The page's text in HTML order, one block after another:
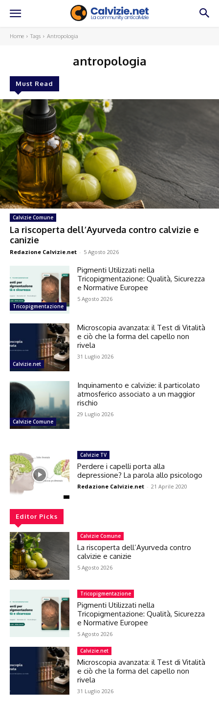
Home Tags Antropologia
antropologia
Must Read
Calvizie Comune
La riscoperta dell’Ayurveda contro calvizie e
canizie
Redazione Calvizie.net - 5 Agosto 2026
Tricopigmentazione
Pigmenti Utilizzati nella
Tricopigmentazione: Qualità, Sicurezza
e Normative Europee
5 Agosto 2026
Calvizie.net
Microscopia avanzata: il Test di Vitalità
e ciò che la forma del capello non
rivela
31 Luglio 2026
Calvizie Comune
Inquinamento e calvizie: il particolato
atmosferico associato a un maggior
rischio
29 Luglio 2026
Calvizie TV
Perdere i capelli porta alla
depressione? La parola allo psicologo
Redazione Calvizie.net - 21 Aprile 2020
Editor Picks
Calvizie Comune
La riscoperta dell’Ayurveda contro
calvizie e canizie
5 Agosto 2026
Tricopigmentazione
Pigmenti Utilizzati nella
Tricopigmentazione: Qualità, Sicurezza
e Normative Europee
5 Agosto 2026
Calvizie.net
Microscopia avanzata: il Test di Vitalità
e ciò che la forma del capello non
rivela
31 Luglio 2026